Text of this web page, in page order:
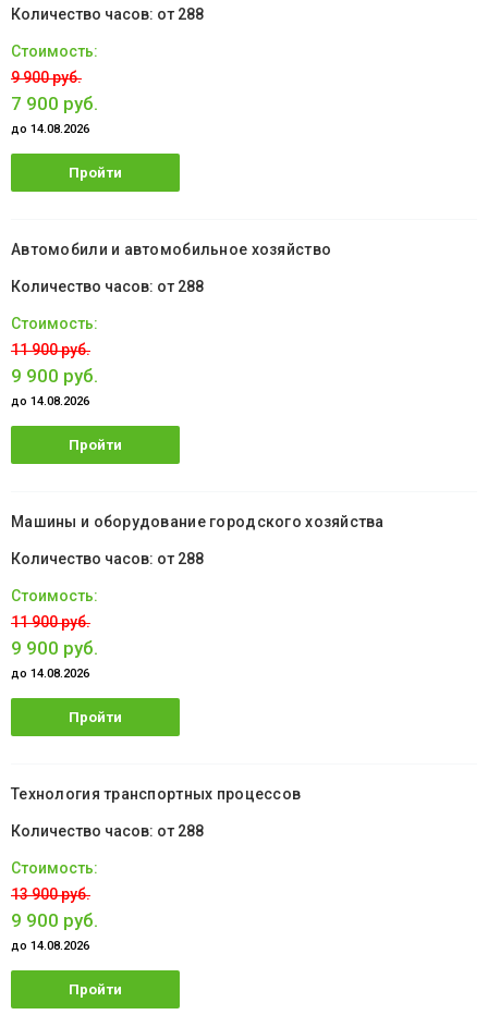
от 288
9 900 руб.
7 900 руб.
до 14.08.2026
Пройти
Автомобили и автомобильное хозяйство
от 288
11 900 руб.
9 900 руб.
до 14.08.2026
Пройти
Машины и оборудование городского хозяйства
от 288
11 900 руб.
9 900 руб.
до 14.08.2026
Пройти
Технология транспортных процессов
от 288
13 900 руб.
9 900 руб.
до 14.08.2026
Пройти